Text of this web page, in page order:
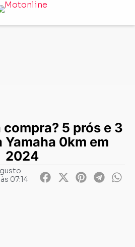
07 vale a compra? 5 prós e 3 contras
compra? 5 prós e 3
Yamaha 0km em
2024
07:14